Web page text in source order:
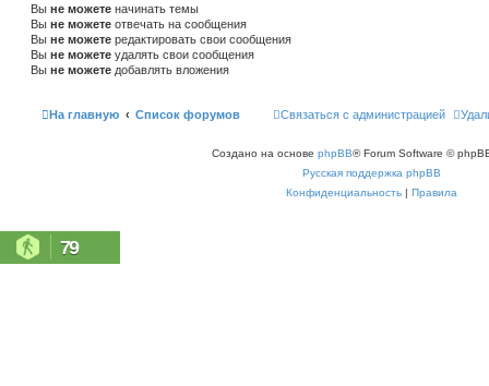
Вы не можете начинать темы
Вы не можете отвечать на сообщения
Вы не можете редактировать свои сообщения
Вы не можете удалять свои сообщения
Вы не можете добавлять вложения
На главную Список форумов Связаться с администрацией
Создано на основе phpBB® Forum Software ©
Русская поддержка phpBB
Конфиденциальность | Правила
79